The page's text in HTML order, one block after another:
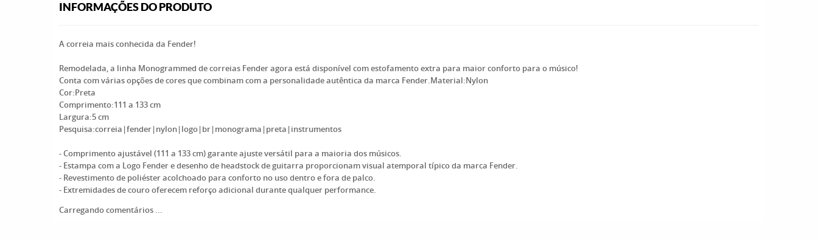
INFORMAÇÕES DO PRODUTO
A correia mais conhecida da Fender!
Remodelada, a linha Monogrammed de correias Fender agora está disponível com estofamento extra para maior conforto para o músico!
Conta com várias opções de cores que combinam com a personalidade autêntica da marca Fender.Material:Nylon
Cor:Preta
Comprimento:111 a 133 cm
Largura:5 cm
Pesquisa:correia|fender|nylon|logo|br|monograma|preta|instrumentos
- Comprimento ajustável (111 a 133 cm) garante ajuste versátil para a maioria dos músicos.
- Estampa com a Logo Fender e desenho de headstock de guitarra proporcionam visual atemporal típico da marca Fender.
- Revestimento de poliéster acolchoado para conforto no uso dentro e fora de palco.
- Extremidades de couro oferecem reforço adicional durante qualquer performance.
Carregando comentários ...